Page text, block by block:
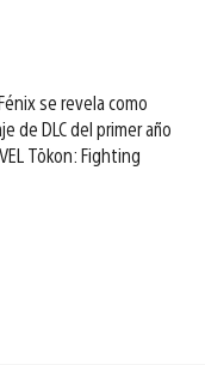
se revela como
de DLC del primer año
Tōkon: Fighting